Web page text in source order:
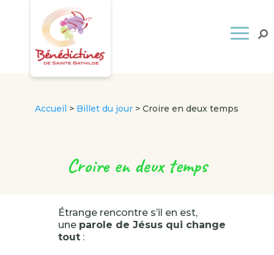
Accueil > Billet du jour >Croire en deux temps
Croire en deux temps
Étrange rencontre s’il en est,
une parole de Jésus qui change
tout: